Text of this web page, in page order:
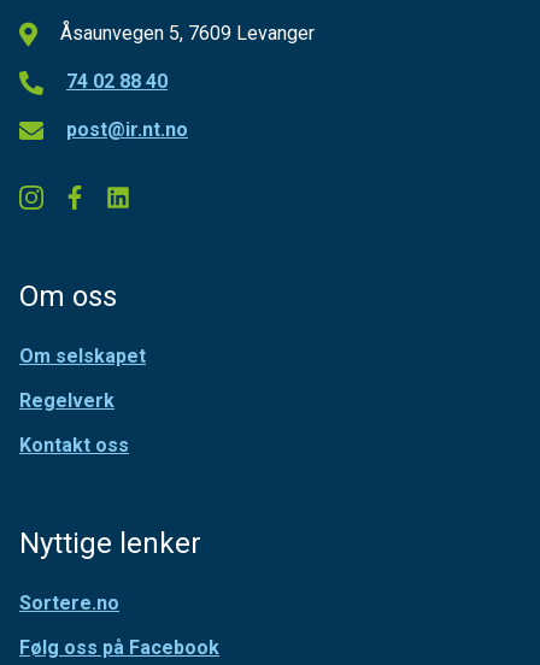
Åsaunvegen 5, 7609 Levanger
74 02 88 40
post@ir.nt.no
Om oss
Om selskapet
Regelverk
Kontakt oss
Nyttige lenker
Sortere.no
Følg oss på Facebook